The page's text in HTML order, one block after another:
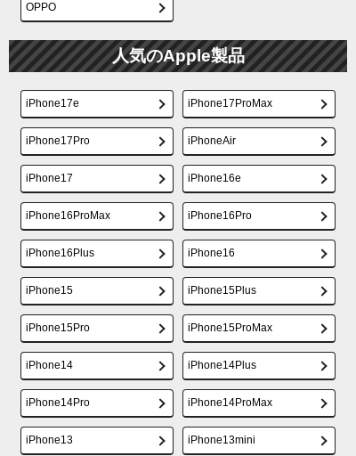
OPPO
人気のApple製品
iPhone17e iPhone17ProMax
iPhone17Pro iPhoneAir
iPhone17 iPhone16e
iPhone16ProMax iPhone16Pro
iPhone16Plus iPhone16
iPhone15 iPhone15Plus
iPhone15Pro iPhone15ProMax
iPhone14 iPhone14Plus
iPhone14Pro iPhone14ProMax
iPhone13 iPhone13mini